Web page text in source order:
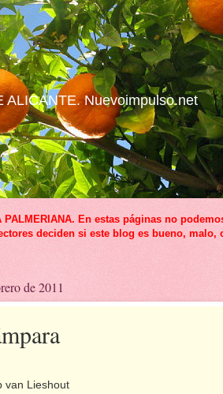
ALICANTE. Nuevoimpulso.net
En estas páginas no
deciden si este blog es bueno,
de 2011
van Lieshout